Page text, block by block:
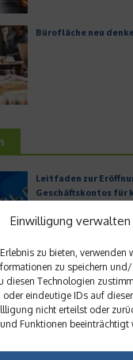
Einwilligung verwalten
zu bieten, verwenden
zu speichern
diesen Technologien
eindeutige IDs auf
nicht erteilst oder
Funktionen beeinträchtigt
Bürofläche neu
Leitfaden zur
Geschäftskontos für
Hilton Worldwide:
Hotellerie im